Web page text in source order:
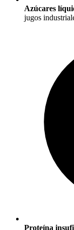
Azúcares
jugos
Proteína